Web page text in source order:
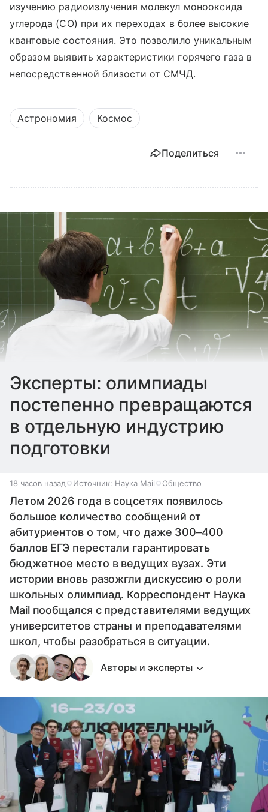
изучению радиоизлучения молекул монооксида
углерода (CO) при их переходах в более высокие
квантовые состояния. Это позволило уникальным
образом выявить характеристики горячего газа в
непосредственной близости от СМЧД.
Астрономия Космос
Поделиться
Эксперты: олимпиады
постепенно превращаются
в отдельную индустрию
подготовки
18 часов назад Источник: Наука Mail Общество
Летом 2026 года в соцсетях появилось
большое количество сообщений от
абитуриентов о том, что даже 300–400
баллов ЕГЭ перестали гарантировать
бюджетное место в ведущих вузах. Эти
истории вновь разожгли дискуссию о роли
школьных олимпиад. Корреспондент Наука
Mail пообщался с представителями ведущих
университетов страны и преподавателями
школ, чтобы разобраться в ситуации.
Авторы и эксперты